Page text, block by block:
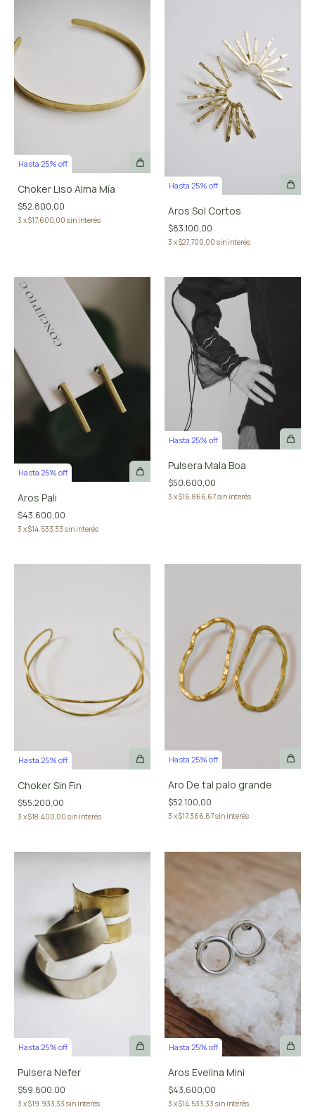
Hasta 25% off
Choker Liso Alma Mía
$52.800,00
3 x$17.600,00 sin interés
Hasta 25% off
Aros Sol Cortos
$83.100,00
3 x$27.700,00 sin interés
Hasta 25% off
Aros Pali
$43.600,00
3 x$14.533,33 sin interés
Hasta 25% off
Pulsera Mala Boa
$50.600,00
3 x$16.866,67sin interés
Hasta 25% off
Choker Sin Fin
$55.200,00
3 x$18.400,00 sin interés
Hasta 25% off
Aro De tal palo grande
$52.100,00
3 x$17.366,67sin interés
Hasta 25% off
Pulsera Nefer
$59.800,00
3 x$19.933,33 sin interés
Hasta 25% off
Aros Evelina Mini
$43.600,00
3 x$14.533,33 sin interés